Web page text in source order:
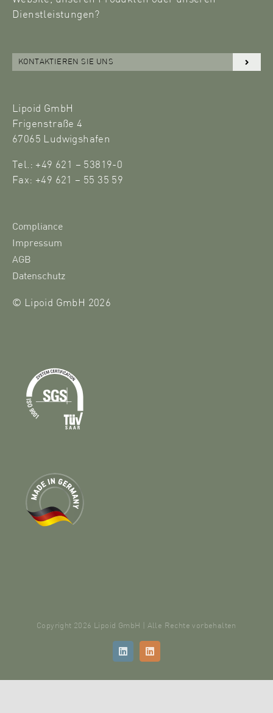
Dienstleistungen?
KONTAKTIEREN SIE UNS
Lipoid GmbH
Frigenstraße 4
67065 Ludwigshafen
Tel.: +49 621 – 53819-0
Fax: +49 621 – 55 35 59
Compliance
Impressum
AGB
Datenschutz
© Lipoid GmbH 2026
Copyright 2026 Lipoid GmbH | Alle Rechte vorbehalten
LinkedInLinkedIn